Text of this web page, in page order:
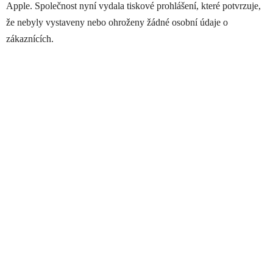
Apple. Společnost nyní vydala tiskové prohlášení, které potvrzuje,
že nebyly vystaveny nebo ohroženy žádné osobní údaje o
zákaznících.